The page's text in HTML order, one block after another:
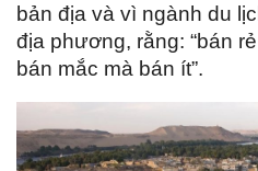
bản địa và vì ngành du
địa phương, rằng: “bán
bán mắc mà bán ít”.